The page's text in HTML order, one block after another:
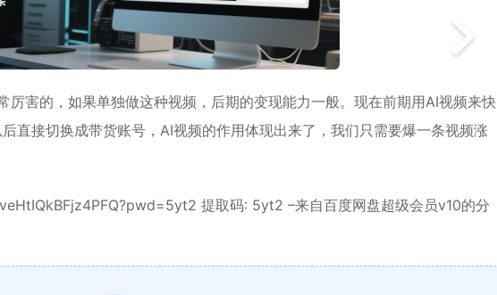
厉害的，如果单独做这种视频，后期的变现能力一般。现在前期用AI视频来快
直接切换成带货账号，AI视频的作用体现出来了，我们只需要爆一条视频涨
提取码: 5yt2 –来自百度网盘超级会员v10的分